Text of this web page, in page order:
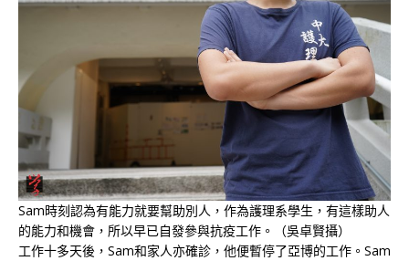
Sam時刻認為有能力就要幫助別人，作為護理系學生，有這樣助人
的能力和機會，所以早已自發參與抗疫工作。（吳卓賢攝）
工作十多天後，Sam和家人亦確診，他便暫停了亞博的工作。Sam